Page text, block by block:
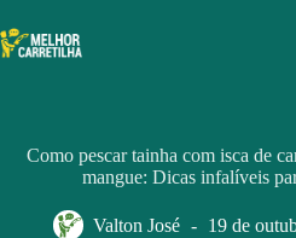
para
o
Como pescar tainha com isca de
mangue: Dicas infalíveis
Valton José 19 de